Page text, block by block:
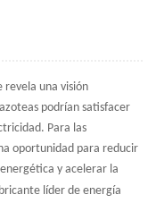
revela una visión
podrían satisfacer
Para las
oportunidad para reducir
y acelerar la
líder de energía